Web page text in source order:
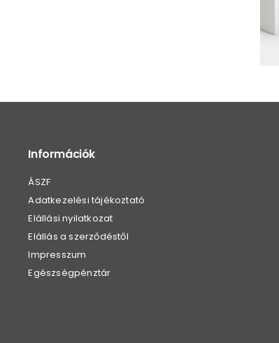
Információk
ÁSZF
Adatkezelési tájékoztató
Elállási nyilatkozat
Elállás a szerződéstől
Impresszum
Egészségpénztár